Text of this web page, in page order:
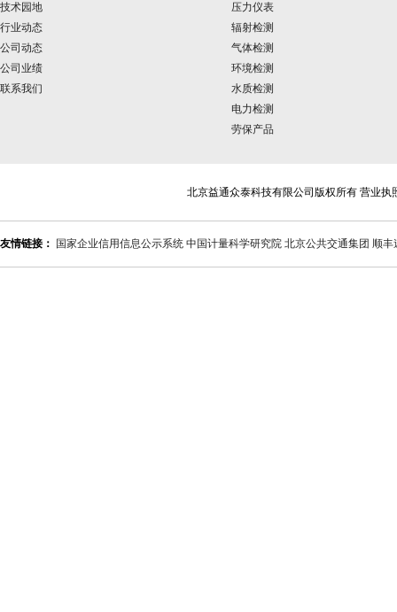
技术园地
行业动态
公司动态
公司业绩
联系我们
压力仪表
辐射检测
气体检测
环境检测
水质检测
电力检测
劳保产品
北京益通众泰科技有限公司版权所有 营业执
友情链接： 国家企业信用信息公示系统 中国计量科学研究院 北京公共交通集团 顺丰